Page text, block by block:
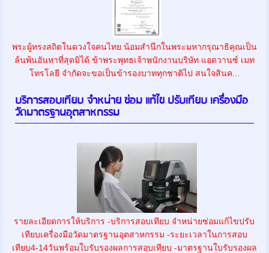
พระผู้ทรงสถิตในดวงใจคนไทย น้อมสำนึกในพระมหากรุณาธิคุณเป็น
ล้นพ้นอันหาที่สุดมิได้ ข้าพระพุทธเจ้าพนักงานบริษัท แอดวานซ์ เมท
โทรโลยี จำกัดจะขอเป็นข้ารองบาททุกชาติไป สนใจสินค...
บริการสอบเทียบ จำหน่าย ซ่อม แก้ไข ปรับเทียบ เครื่องมือ
วัดมาตรฐานอุตสาหกรรม
รายละเอียดการให้บริการ -บริการสอบเทียบ จำหน่ายซ่อมแก้ไขปรับ
เทียบเครื่องมือวัดมาตรฐานอุตสาหกรรม -ระยะเวลาในการสอบ
เทียบ4-14วันพร้อมใบรับรองผลการสอบเทียบ -มาตรฐานใบรับรองผล